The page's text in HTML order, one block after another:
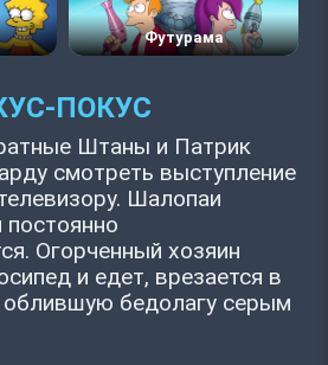
Футурама
ПОКУС
Штаны и Патрик
смотреть выступление
Шалопаи
Огорченный хозяин
и едет, врезается в
бедолагу серым